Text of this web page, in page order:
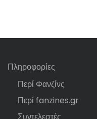
Πληροφορίες
Περί Φανζίνς
Περί fanzines.gr